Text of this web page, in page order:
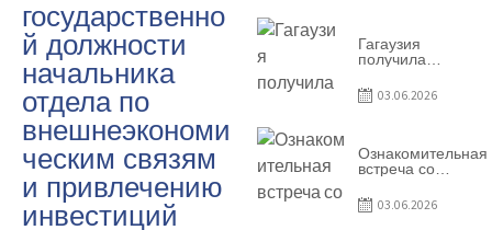
государственно
й должности
начальника
отдела по
внешнеэкономи
ческим связям
и привлечению
инвестиций
Республики
Молдова
Гагаузия
получила
признание в
рамках проекта
03.06.2026
Ознакомительная
встреча со
специальности
«Агент по
03.06.2026